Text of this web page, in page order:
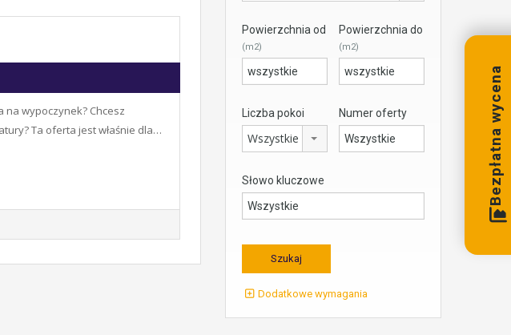
na wypoczynek? Chcesz
Ta oferta jest właśnie dla…
Powierzchnia od
(m2)
Powierzchnia do
(m2)
Liczba pokoi
Wszystkie
Numer oferty
Słowo kluczowe
Dodatkowe wymagania
Bezpłatna wycena